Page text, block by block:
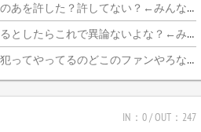
してない？←みんなの意見がこちらｗｗｗｗｗｗｗｗｗｗ
らこれで異論ないよな？←みんな納得wwwww
ってやってるのどこのファンやろな…？
IN：0 / OUT：247